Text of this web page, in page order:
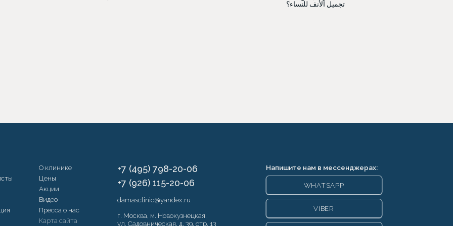
تجميل الأنف للنساء؟
О клинике
Цены
Акции
Видео
Пресса о нас
Карта сайта
+7 (495) 798-20-06
+7 (926) 115-20-06
damasclinic@yandex.ru
г. Москва, м. Новокузнецкая,
ул. Садовническая, д. 39, стр. 13
Напишите нам в мессенджерах:
WHATSAPP
VIBER